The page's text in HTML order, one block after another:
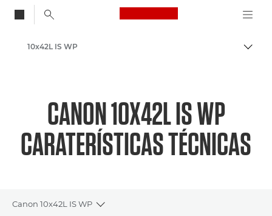
Canon Logo, back
10x42L IS WP
CANON 10X42L IS WP
CARATERÍSTICAS TÉCNICAS
Canon 10x42L IS WP
Toggle breadcrumbs